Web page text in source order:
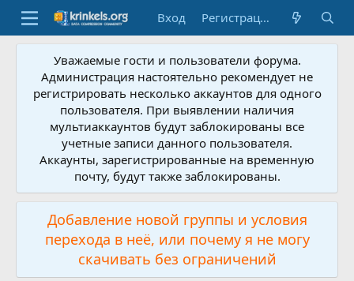
Вход Регистрация
Уважаемые гости и пользователи форума.
Администрация настоятельно рекомендует не
регистрировать несколько аккаунтов для одного
пользователя. При выявлении наличия
мультиаккаунтов будут заблокированы все
учетные записи данного пользователя.
Аккаунты, зарегистрированные на временную
почту, будут также заблокированы.
Добавление новой группы и условия
перехода в неё, или почему я не могу
скачивать без ограничений